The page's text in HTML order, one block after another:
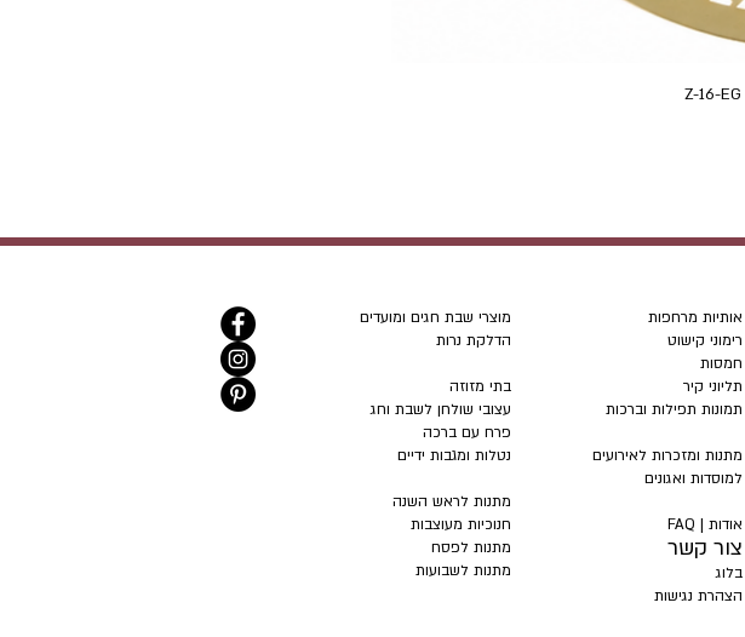
אותיות מרחפות
רימוני קישוט
חמסות
תליוני קיר
תמונות תפילות וברכות
מתנות ומזכרות לאירועים
למוסדות ואגונים
אודות | FAQ
צור קשר
בלוג
הצהרת נגישות
מוצרי שבת חגים ומועדים
הדלקת נרות
בתי מזוזה
עצובי שולחן לשבת וחג
פרח עם ברכה
נטלות ומגבות ידיים
מתנות לראש השנה
חנוכיות מעוצבות
מתנות לפסח
מתנות לשבועות